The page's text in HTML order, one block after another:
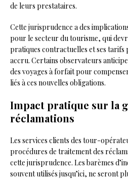
de leurs prestataires.
Cette jurisprudence a des
pour le secteur du tourisme, qui
pratiques contractuelles et ses
accru. Certains observateurs
des voyages à forfait pour
liés à ces nouvelles obligations.
Impact pratique sur la
réclamations
Les services clients des tour-
procédures de traitement des
cette jurisprudence. Les barèmes
souvent utilisés jusqu’ici, ne seront